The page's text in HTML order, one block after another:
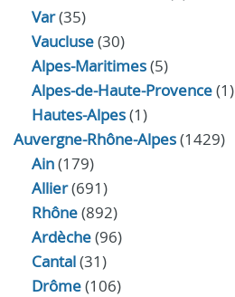
Var(35)
Vaucluse(30)
Alpes-Maritimes(5)
Alpes-de-Haute-Provence(1)
Hautes-Alpes(1)
Auvergne-Rhône-Alpes(1429)
Ain(179)
Allier(691)
Rhône(892)
Ardèche(96)
Cantal(31)
Drôme(106)